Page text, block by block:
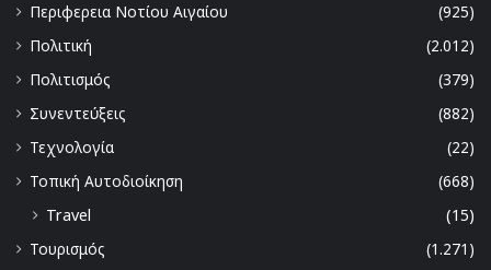
Περιφερεια Νοτίου Αιγαίου
(925)
Πολιτική
(2.012)
Πολιτισμός
(379)
Συνεντεύξεις
(882)
Τεχνολογία
(22)
Τοπική Αυτοδιοίκηση
(668)
Travel
(15)
Τουρισμός
(1.271)